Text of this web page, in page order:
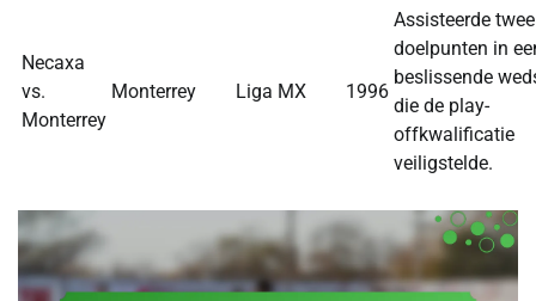
Necaxa
vs.
Monterrey
Monterrey Liga MX 1996
Assisteerde twee
doelpunten in
beslissende
die de play-
offkwalificatie
veiligstelde.